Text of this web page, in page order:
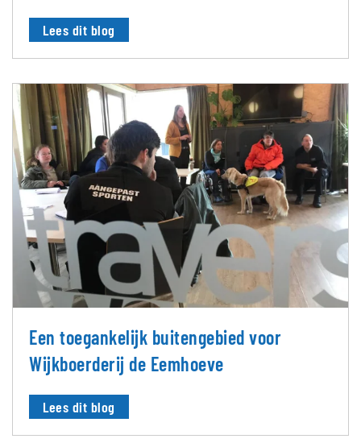
Lees dit blog
Een toegankelijk buitengebied voor
Wijkboerderij de Eemhoeve
Lees dit blog